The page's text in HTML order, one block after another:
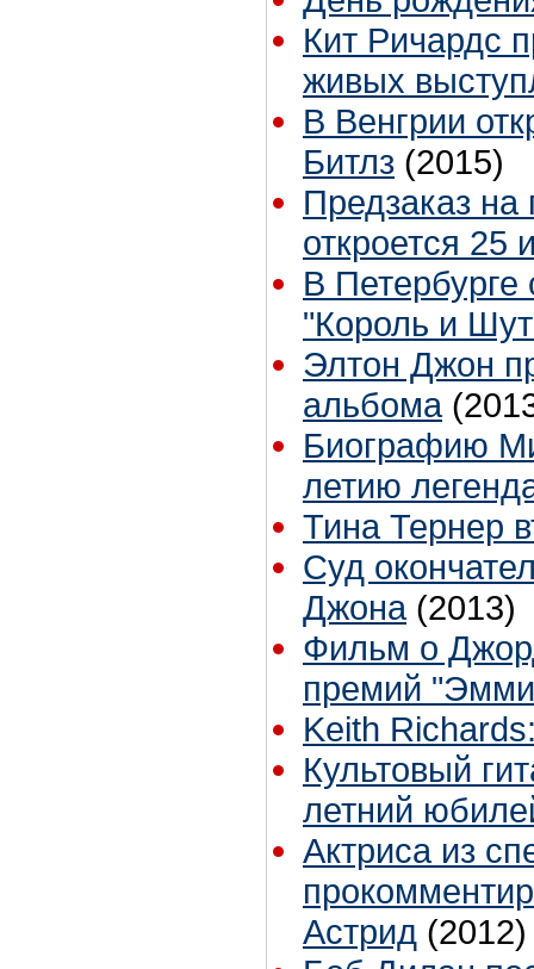
Кит Ричардс
живых
В Венгрии
Битлз (2015)
Предзаказ
откроется 25
В Петербурге
"Король и
Элтон Джон
альбома
Биографию
летию
Тина Тернер
Суд
Джона (2013)
Фильм о
премий
Keith
Культовый
летний
Актриса из
Астрид (2012)